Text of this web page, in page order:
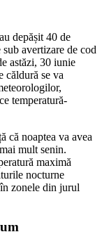
depășit 40 de
avertizare de cod
astăzi, 30 iunie
căldură se va
temperatură-
că noaptea va avea
mult senin.
maximă
nocturne
zonele din jurul